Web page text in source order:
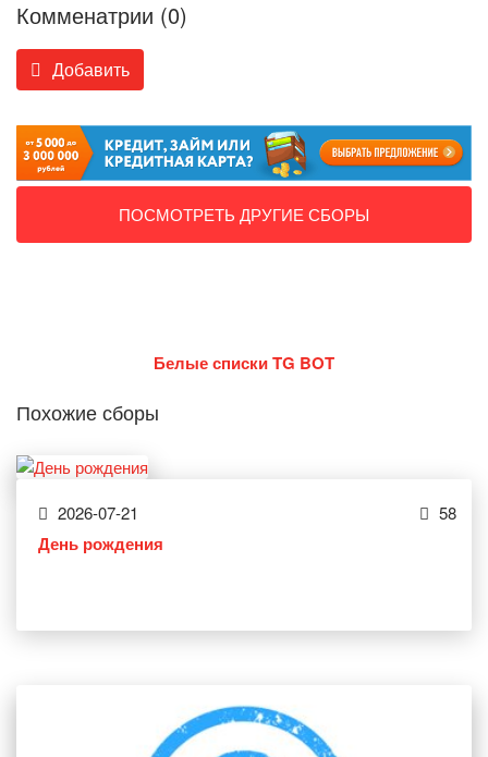
Комменатрии (0)
Добавить
ПОСМОТРЕТЬ ДРУГИЕ СБОРЫ
Белые списки TG BOT
Похожие сборы
2026-07-21 58
День рождения